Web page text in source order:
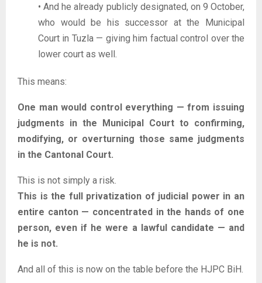
• And he already publicly designated, on 9 October,
who would be his successor at the Municipal
Court in Tuzla — giving him factual control over the
lower court as well.
This means:
One man would control everything — from issuing
judgments in the Municipal Court to confirming,
modifying, or overturning those same judgments
in the Cantonal Court.
This is not simply a risk.
This is the full privatization of judicial power in an
entire canton — concentrated in the hands of one
person, even if he were a lawful candidate — and
he is not.
And all of this is now on the table before the HJPC BiH.